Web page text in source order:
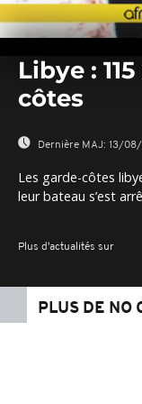
seconds
secondsVolume
Libye :
côtes
Dernière MAJ: 13/
Les garde-côtes
leur bateau s’est
Plus d'actualités sur
PLUS DE NO